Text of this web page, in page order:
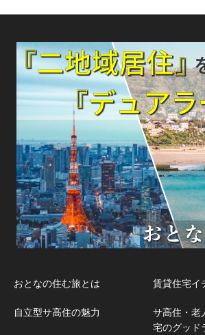
おとなの住む旅とは
自立型サ高住の魅力
賃貸住宅イ
サ高住・老
宅のグッド